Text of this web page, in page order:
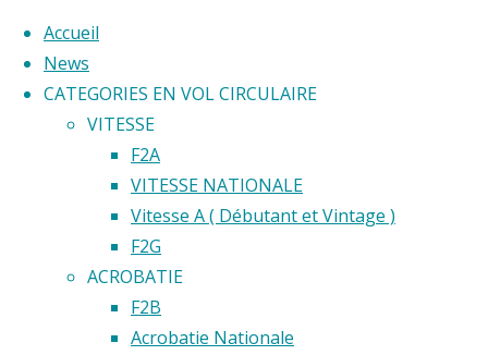
Accueil
News
CATEGORIES EN VOL CIRCULAIRE
VITESSE
F2A
VITESSE NATIONALE
Vitesse A ( Débutant et Vintage )
F2G
ACROBATIE
F2B
Acrobatie Nationale
Aéro
©2020 Vol circulaire commandé